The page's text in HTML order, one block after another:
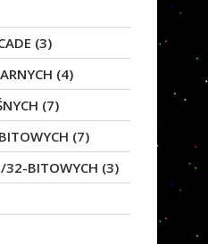
(3)
(4)
(7)
(7)
32-BITOWYCH (3)